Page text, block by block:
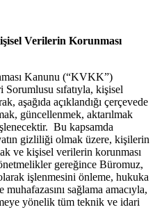
Verilerin Korunması
Kanunu (“KVKK”)
Sorumlusu sıfatıyla, kişisel
aşağıda açıklandığı çerçevede
güncellenmek, aktarılmak
Bu kapsamda
gizliliği olmak üzere, kişilerin
ve kişisel verilerin korunması
gereğince Büromuz,
işlenmesini önleme, hukuka
sağlama amacıyla,
yönelik tüm teknik ve idari